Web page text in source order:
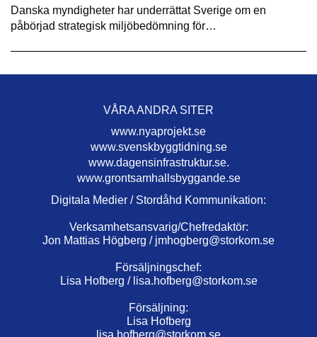
Danska myndigheter har underrättat Sverige om en
påbörjad strategisk miljöbedömning för…
VÅRA ANDRA SITER
www.nyaprojekt.se
www.svenskbyggtidning.se
www.dagensinfrastruktur.se.
www.grontsamhallsbyggande.se
Digitala Medier / Stordåhd Kommunikation:
Verksamhetsansvarig/Chefredaktör:
Jon Mattias Högberg / jmhogberg@storkom.se
Försäljningschef:
Lisa Hofberg / lisa.hofberg@storkom.se
Försäljning:
Lisa Hofberg